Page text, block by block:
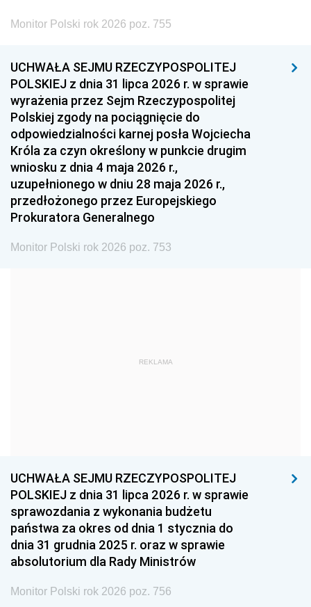
1996 1995 1994
1993 1992 1991
1990 1989
1987 1986 1985
1984 1983
1981 1980 1979
1978 1977
1975 1974
1959
1939 1938 1937
1936 1930
Monitor Polski rok 2026 poz. 755
UCHWAŁA SEJMU RZECZYPOSPOLITEJ
POLSKIEJ z dnia 31 lipca 2026 r. w sprawie
wyrażenia przez Sejm Rzeczypospolitej
Polskiej zgody na pociągnięcie do
odpowiedzialności karnej posła Wojciecha
Króla za czyn określony w punkcie drugim
wniosku z dnia 4 maja 2026 r.,
uzupełnionego w dniu 28 maja 2026 r.,
przedłożonego przez Europejskiego
Prokuratora Generalnego
Monitor Polski rok 2026 poz. 753
REKLAMA
UCHWAŁA SEJMU RZECZYPOSPOLITEJ
POLSKIEJ z dnia 31 lipca 2026 r. w sprawie
sprawozdania z wykonania budżetu
państwa za okres od dnia 1 stycznia do
dnia 31 grudnia 2025 r. oraz w sprawie
absolutorium dla Rady Ministrów
Monitor Polski rok 2026 poz. 756